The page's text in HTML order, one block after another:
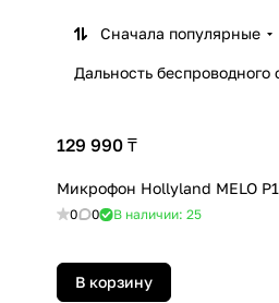
Сначала популярные
Дальность беспроводного
129 990 ₸
Микрофон Hollyland MELO
0 0 В наличии: 25
В корзину